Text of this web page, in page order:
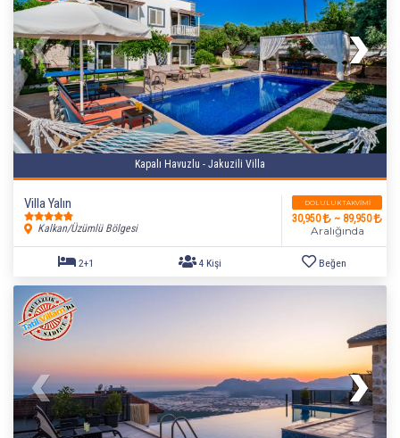
Kapalı Havuzlu - Jakuzili Villa
Villa Yalın
Kalkan/Üzümlü Bölgesi
DOLULUK TAKVIMI
30,950 ~ 89,950
Aralığında